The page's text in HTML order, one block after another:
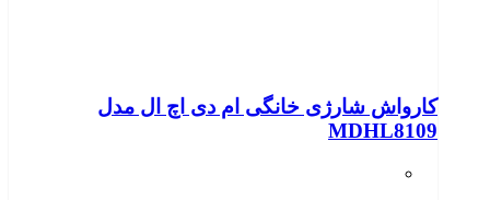
کارواش شارژی خانگی ام دی اچ ال مدل
MDHL8109